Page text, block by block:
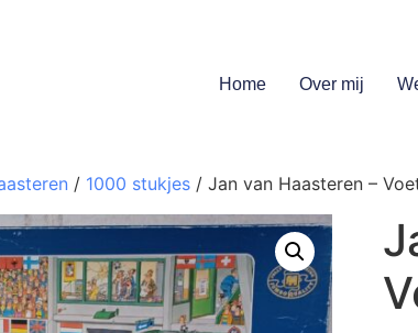
Home Over mij
/ 1000 stukjes / Jan van Haasteren –